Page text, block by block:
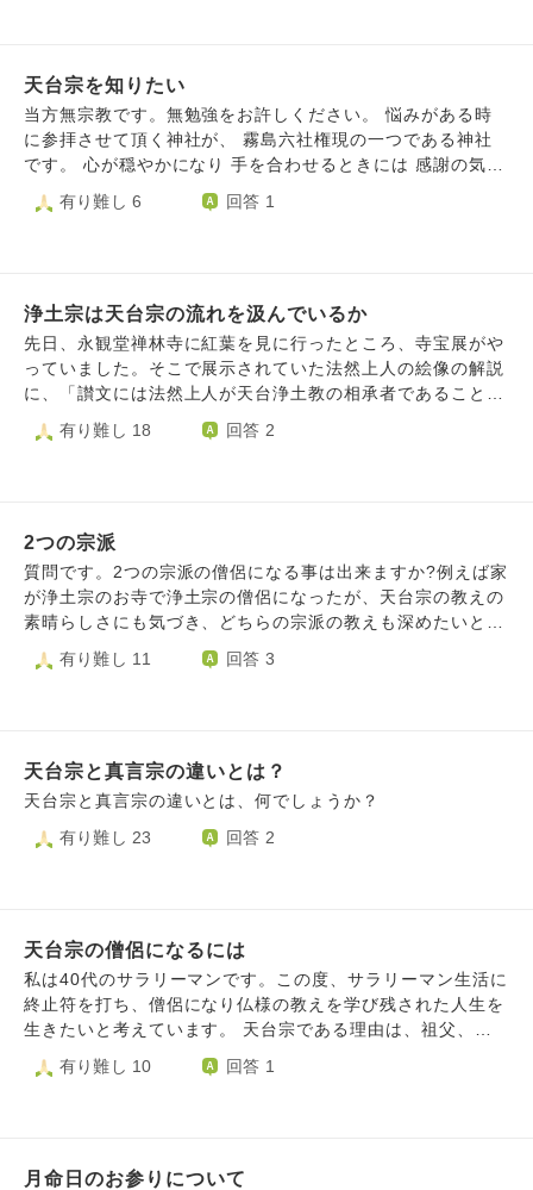
天台宗を知りたい
当方無宗教です。無勉強をお許しください。 悩みがある時
に参拝させて頂く神社が、 霧島六社権現の一つである神社
です。 心が穏やかになり 手を合わせるときには 感謝の気持
ちをお伝えしています。 神社には、霧島六社権現を整備さ
れた 天台宗の性空上人さまの像があり 見守って頂いている
うか？
有り難し 6 回答 1
浄土宗は天台宗の流れを汲んでいるか
先日、永観堂禅林寺に紅葉を見に行ったところ、寺宝展がや
っていました。そこで展示されていた法然上人の絵像の解説
に、「讃文には法然上人が天台浄土教の相承者であることが
示されています」と書かれていました。 確かに法然上人は
比叡山出身ではありますが、だからといって浄土宗は天台宗
宗派に改宗した。つまり天台宗と浄土宗の間に有機的な繋が
りは無いと僕は考えるのですが、両宗派のお坊様に御見解を
お伺いしたいです。 個人的な願望としては天台宗も浄土宗
も両方好きなので、繋がっていてくれると嬉しいとは思うの
うのが僕の立場です。
有り難し 18 回答 2
2つの宗派
質問です。2つの宗派の僧侶になる事は出来ますか?例えば家
が浄土宗のお寺で浄土宗の僧侶になったが、天台宗の教えの
素晴らしさにも気づき、どちらの宗派の教えも深めたいと思
い天台宗の僧侶にもなった、みたいな状況です。日本史で見
ても初めは～宗の僧侶だったけど後に～宗を開いた様な事例
有り難し 11 回答 3
天台宗と真言宗の違いとは？
天台宗と真言宗の違いとは、何でしょうか？
有り難し 23
回答 2
天台宗の僧侶になるには
私は40代のサラリーマンです。この度、サラリーマン生活に
終止符を打ち、僧侶になり仏様の教えを学び残された人生を
生きたいと考えています。 天台宗である理由は、祖父、祖
母が熱心な信徒であり、小さい頃から一緒にお経を読んだり
しておりました。祖父、祖母を亡くした今、僧侶見習いなど
を積みながら道を進めていければと考えております。 師に
有り難し 10 回答 1
月命日のお参りについて